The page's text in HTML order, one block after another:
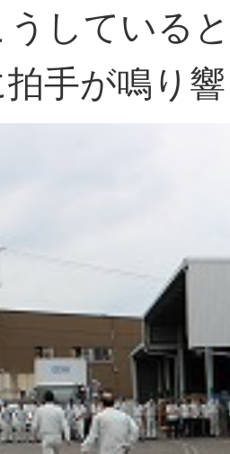
うしている
手が鳴り